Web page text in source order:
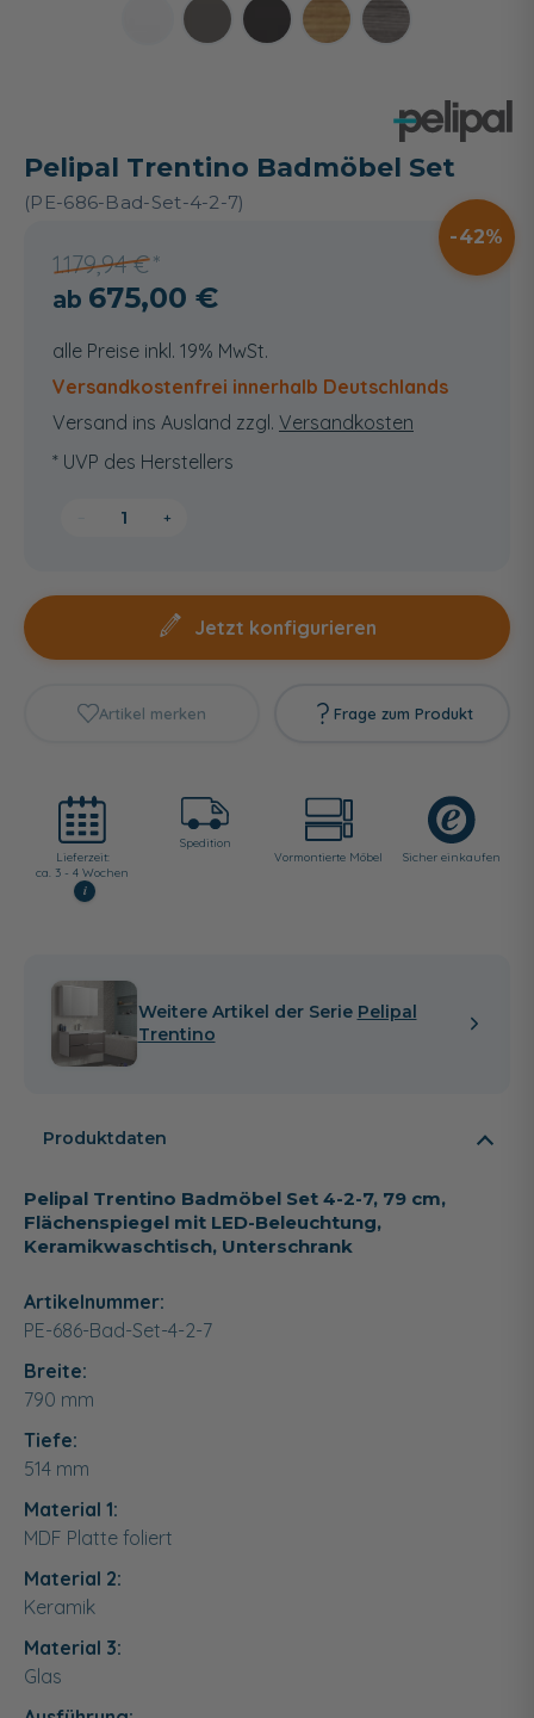
Pelipal Trentino Badmöbel Set
(PE-686-Bad-Set-4-2-7)
1.179,94 €
42
675,00 €
alle Preise inkl. 19% MwSt.
Versandkostenfrei innerhalb Deutschlands
Versand ins Ausland zzgl. Versandkosten
* UVP des Herstellers
+
Jetzt konfigurieren
Artikel merken Frage zum Produkt
Lieferzeit:
ca. 3 - 4 Wochen
i
Spedition
Vormontierte Möbel
Sicher einkaufen
Weitere Artikel der Serie Pelipal
Trentino
Produktdaten
Pelipal Trentino Badmöbel Set 4-2-7, 79 cm,
Flächenspiegel mit LED-Beleuchtung,
Keramikwaschtisch, Unterschrank
Artikelnummer:
PE-686-Bad-Set-4-2-7
Breite:
790 mm
Tiefe:
514 mm
Material 1:
MDF Platte foliert
Material 2:
Keramik
Material 3:
Glas